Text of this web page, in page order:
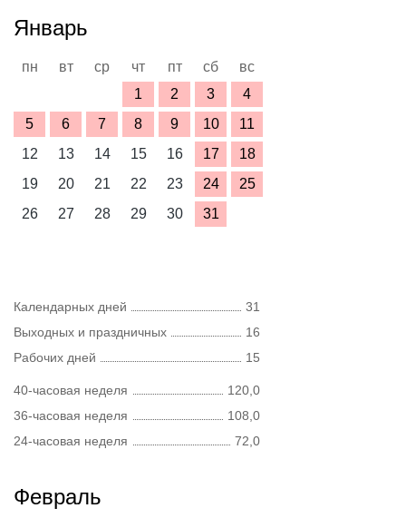
Январь
пн вт ср чт пт сб
вс
1
2 3
4
5
6 7 8 9 10
11
12
13 14 15 16 17
18
19
20 21 22 23 24
25
26
27 28 29 30 31
Календарных дней
31
Выходных и праздничных
16
Рабочих дней
15
40-часовая неделя
120,0
36-часовая неделя
108,0
24-часовая неделя
72,0
Февраль